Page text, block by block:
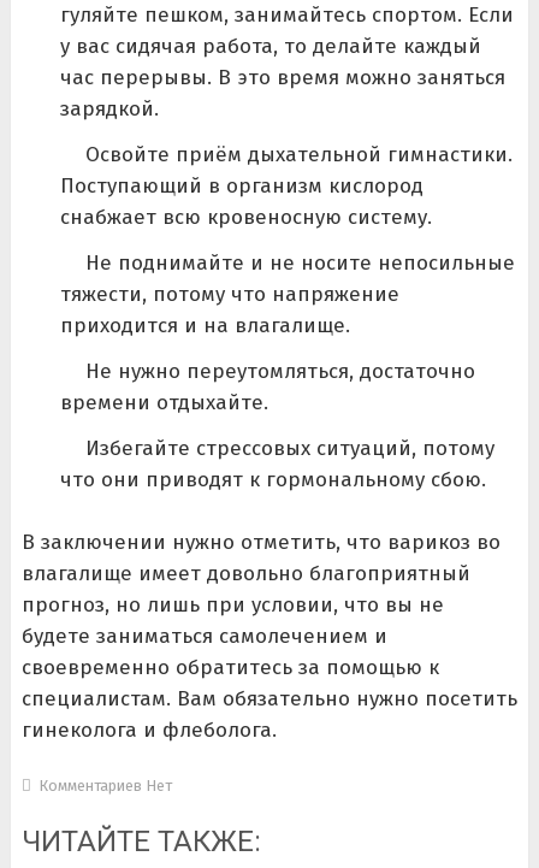
гуляйте пешком, занимайтесь спортом. Если
у вас сидячая работа, то делайте каждый
час перерывы. В это время можно заняться
зарядкой.
Освойте приём дыхательной гимнастики.
Поступающий в организм кислород
снабжает всю кровеносную систему.
Не поднимайте и не носите непосильные
тяжести, потому что напряжение
приходится и на влагалище.
Не нужно переутомляться, достаточно
времени отдыхайте.
Избегайте стрессовых ситуаций, потому
что они приводят к гормональному сбою.
В заключении нужно отметить, что варикоз во
влагалище имеет довольно благоприятный
прогноз, но лишь при условии, что вы не
будете заниматься самолечением и
своевременно обратитесь за помощью к
специалистам. Вам обязательно нужно посетить
гинеколога и флеболога.
Комментариев Нет
ЧИТАЙТЕ ТАКЖЕ: